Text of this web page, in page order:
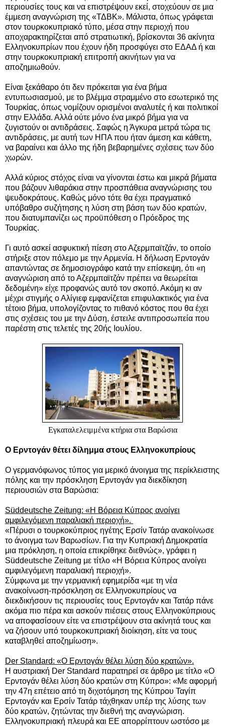
περιουσίες τους και να επιστρέψουν εκεί, στοχεύουν σε μια
έμμεση αναγνώριση της «ΤΔΒΚ». Μάλιστα, όπως γράφεται
στον τουρκοκυπριακό τύπο, μέσα στην περιοχή που
αποχαρακτηρίζεται από στρατιωτική, βρίσκονται 36 ακίνητα
Ελληνοκυπρίων που έχουν ήδη προσφύγει στο ΕΔΑΔ ή και
στην τουρκοκυπριακή επιτροπή ακινήτων για να
αποζημιωθούν.
Είναι ξεκάθαρο ότι δεν πρόκειται για ένα βήμα
εντυπωσιασμού, με το βλέμμα στραμμένο στο εσωτερικό της
Τουρκίας, όπως νομίζουν ορισμένοι αναλυτές ή και πολιτικοί
στην Ελλάδα. Αλλά ούτε μόνο ένα μικρό βήμα για να
ζυγιστούν οι αντιδράσεις. Σαφώς η Άγκυρα μετρά τώρα τις
αντιδράσεις, με αυτή των ΗΠΑ που ήταν άμεση και κάθετη,
να βαραίνει και άλλο της ήδη βεβαρημένες σχέσεις των δύο
χωρών.
Αλλά κύριος στόχος είναι να γίνονται έστω και μικρά βήματα
που βάζουν λιθαράκια στην προσπάθεια αναγνώρισης του
ψευδοκράτους. Καθώς μόνο τότε θα έχει πραγματικό
υπόβαθρο συζήτησης η λύση στη βάση των δύο κρατών,
που διατυμπανίζει ως προϋπόθεση ο Πρόεδρος της
Τουρκίας.
Γι αυτό ασκεί ασφυκτική πίεση στο Αζερμπαϊτζάν, το οποίο
στήριξε στον πόλεμο με την Αρμενία. Η δήλωση Ερντογάν
απαντώντας σε δημοσιογράφο κατά την επίσκεψη, ότι «η
αναγνώριση από το Αζερμπαϊτζάν πρέπει να θεωρείται
δεδομένη» είχε προφανώς αυτό τον σκοπό. Ακόμη κι αν
μέχρι στιγμής ο Αλίγιεφ εμφανίζεται επιφυλακτικός για ένα
τέτοιο βήμα, υπολογίζοντας το πιθανό κόστος που θα έχει
στις σχέσεις του με την Δύση, έστειλε αντιπροσωπεία που
παρέστη στις τελετές της 20ής Ιουλίου.
Εγκαταλελειμμένα κτήρια στα Βαρώσια
O Ερντογάν θέτει δίλημμα στους Ελληνοκυπρίους
Ο γερμανόφωνος τύπος για μερικό άνοιγμα της περίκλειστης
πόλης και την πρόσκληση Ερντογάν για διεκδίκηση
περιουσιών στα Βαρώσια:
Süddeutsche Zeitung: «Η Βόρεια Κύπρος ανοίγει
αμφιλεγόμενη παραλιακή περιοχή».
«Πέρυσι ο τουρκοκύπριος ηγέτης Ερσίν Τατάρ ανακοίνωσε
το άνοιγμα των Βαρωσίων. Για την Κυπριακή Δημοκρατία
μια πρόκληση, η οποία επικρίθηκε διεθνώς», γράφει η
Süddeutsche Zeitung με τίτλο «Η Βόρεια Κύπρος ανοίγει
αμφιλεγόμενη παραλιακή περιοχή».
Σύμφωνα με την γερμανική εφημερίδα «με τη νέα
ανακοίνωση-πρόσκληση σε Ελληνοκυπρίους να
διεκδικήσουν τις περιουσίες τους Ερντογάν και Τατάρ πάνε
ακόμα πιο πέρα και ασκούν πιέσεις στους Ελληνοκύπριους
να αποφασίσουν είτε να επιστρέψουν στα ακίνητά τους και
να ζήσουν υπό τουρκοκυπριακή διοίκηση, είτε να τους
καταβληθεί αποζημίωση».
Der Standard: «Ο Ερντογάν θέλει λύση δύο κρατών».
Η αυστριακή Der Standard παρατηρεί σε άρθρο με τίτλο «Ο
Ερντογάν θέλει λύση δύο κρατών στη Κύπρο»: «Με αφορμή
την 47η επέτειο από τη διχοτόμηση της Κύπρου Ταγίπ
Ερντογάν και Ερσίν Τατάρ τάχθηκαν υπέρ της λύσης των
δύο κρατών, ζητώντας την διεθνή της αναγνώριση.
Ελληνοκυπριακή πλευρά και ΕΕ απορρίπτουν ωστόσο με